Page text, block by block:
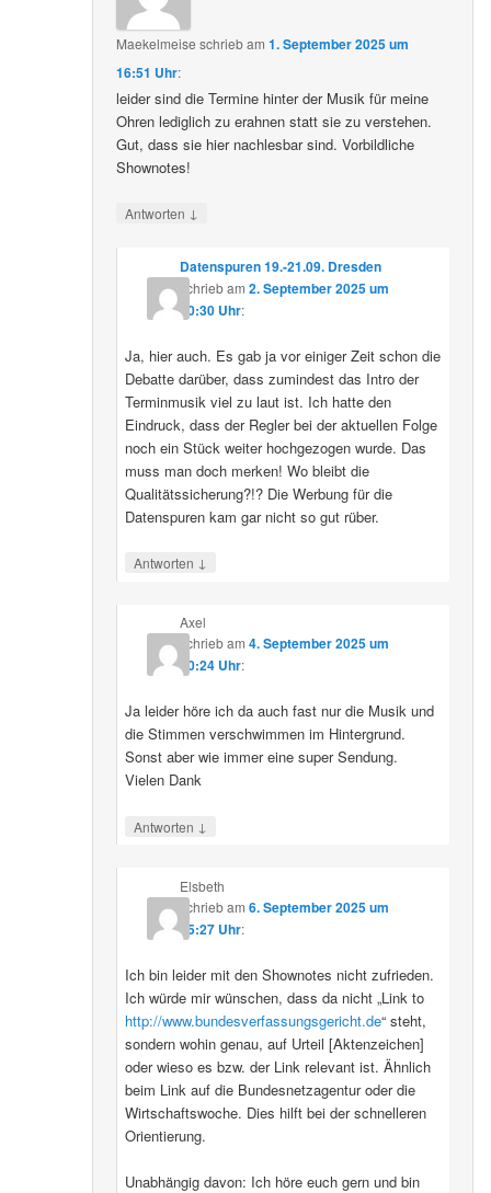
Maekelmeise schriebam1. September 2025 um
16:51 Uhr:
leider sind die Termine hinter der Musik für meine
Ohren lediglich zu erahnen statt sie zu verstehen.
Gut, dass sie hier nachlesbar sind. Vorbildliche
Shownotes!
Antworten ↓
Datenspuren 19.-21.09. Dresden
schriebam 2. September 2025 um
10:30 Uhr:
Ja, hier auch. Es gab ja vor einiger Zeit schon die
Debatte darüber, dass zumindest das Intro der
Terminmusik viel zu laut ist. Ich hatte den
Eindruck, dass der Regler bei der aktuellen Folge
noch ein Stück weiter hochgezogen wurde. Das
muss man doch merken! Wo bleibt die
Qualitätssicherung?!? Die Werbung für die
Datenspuren kam gar nicht so gut rüber.
Antworten ↓
Axel
schriebam 4. September 2025 um
10:24 Uhr:
Ja leider höre ich da auch fast nur die Musik und
die Stimmen verschwimmen im Hintergrund.
Sonst aber wie immer eine super Sendung.
Vielen Dank
Antworten ↓
Elsbeth
schriebam 6. September 2025 um
15:27 Uhr:
Ich bin leider mit den Shownotes nicht zufrieden.
Ich würde mir wünschen, dass da nicht „Link to
http://www.bundesverfassungsgericht.de“ steht,
sondern wohin genau, auf Urteil [Aktenzeichen]
oder wieso es bzw. der Link relevant ist. Ähnlich
beim Link auf die Bundesnetzagentur oder die
Wirtschaftswoche. Dies hilft bei der schnelleren
Orientierung.
Unabhängig davon: Ich höre euch gern und bin